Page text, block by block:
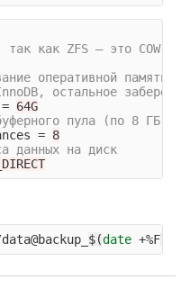
оперативной памяти
= 64G
= 8
$(date +%F